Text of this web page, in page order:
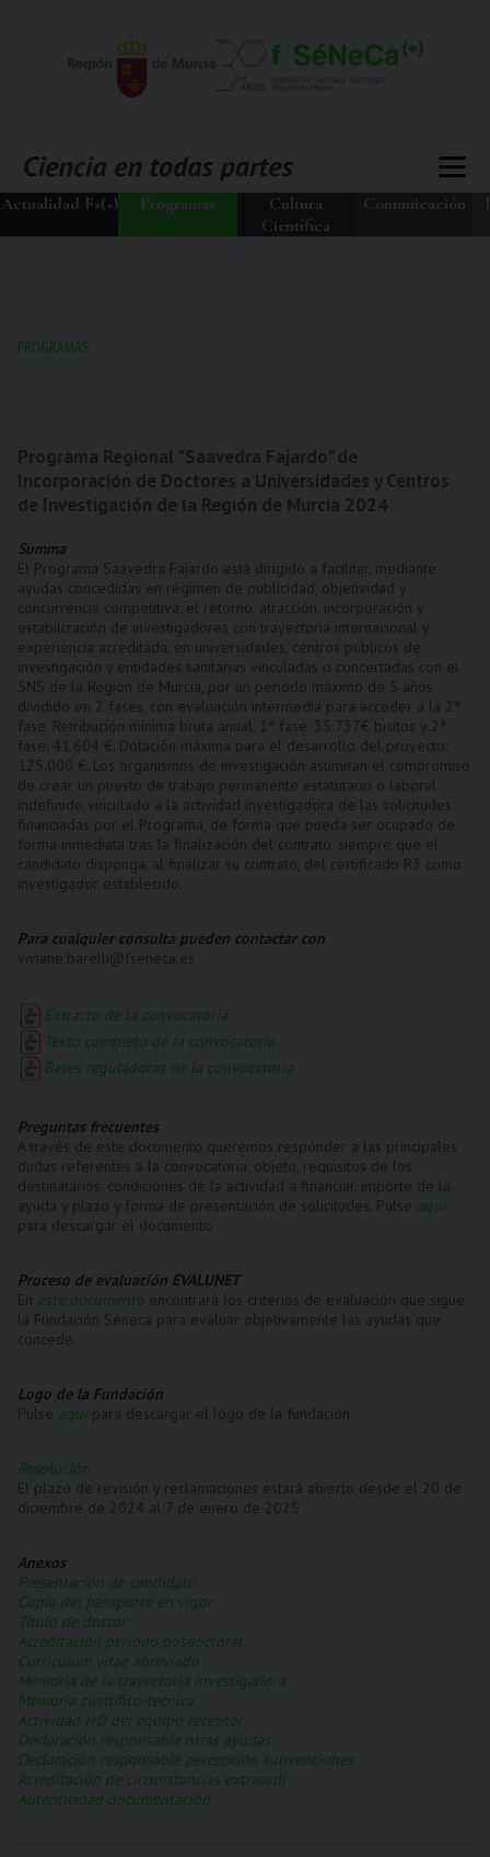
Actualidad Fs(+) Programas
Cultura
Científica
Comunicación
PROGRAMAS
Summa
Para cualquier consulta pueden contactar con
Extracto de la convocatoria
Texto completo de la convocatoria
Bases reguladoras de la convocatoria
Preguntas frecuentes
aquí
Proceso de evaluación EVALUNET
este documento
Logo de la Fundación
aquí
Resolución
Anexos
Presentación de candidato
Copia del pasaporte en vigor
Título de doctor
Acreditación periodo posdoctoral
Currículum vítae abreviado
Memoria de la trayectoria investigadora
Memoria científico-técnica
Actividad I+D del equipo receptor
Declaración responsable otras ayudas.
Declaración responsable percepción subvenciones
Acreditación de circunstancias extraordi
Autenticidad documentación